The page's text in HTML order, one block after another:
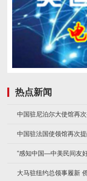
热点新闻
中国驻尼泊尔大使馆再
中国驻法国使领馆再次
“感知中国—中美民间友
大马驻纽约总领事履新